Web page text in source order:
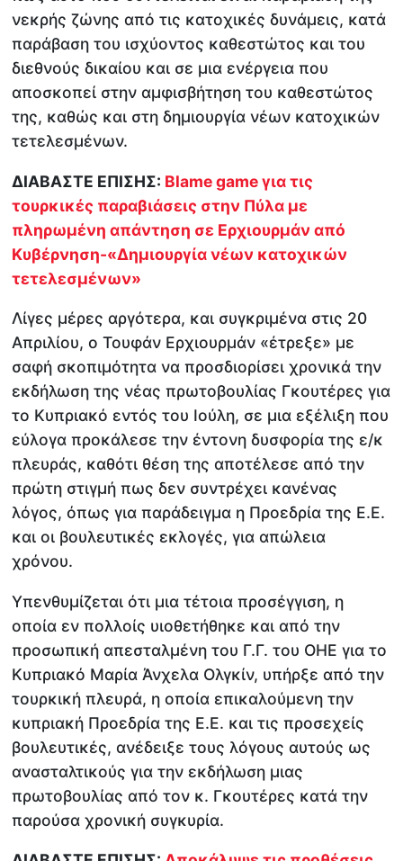
νεκρής ζώνης από τις κατοχικές δυνάμεις, κατά
παράβαση του ισχύοντος καθεστώτος και του
διεθνούς δικαίου και σε μια ενέργεια που
αποσκοπεί στην αμφισβήτηση του καθεστώτος
της, καθώς και στη δημιουργία νέων κατοχικών
τετελεσμένων.
ΔΙΑΒΑΣΤΕ ΕΠΙΣΗΣ: Blame game για τις
τουρκικές παραβιάσεις στην Πύλα με
πληρωμένη απάντηση σε Ερχιουρμάν από
Κυβέρνηση-«Δημιουργία νέων κατοχικών
τετελεσμένων»
Λίγες μέρες αργότερα, και συγκριμένα στις 20
Απριλίου, ο Τουφάν Ερχιουρμάν «έτρεξε» με
σαφή σκοπιμότητα να προσδιορίσει χρονικά την
εκδήλωση της νέας πρωτοβουλίας Γκουτέρες για
το Κυπριακό εντός του Ιούλη, σε μια εξέλιξη που
εύλογα προκάλεσε την έντονη δυσφορία της ε/κ
πλευράς, καθότι θέση της αποτέλεσε από την
πρώτη στιγμή πως δεν συντρέχει κανένας
λόγος, όπως για παράδειγμα η Προεδρία της Ε.Ε.
και οι βουλευτικές εκλογές, για απώλεια
χρόνου.
Υπενθυμίζεται ότι μια τέτοια προσέγγιση, η
οποία εν πολλοίς υιοθετήθηκε και από την
προσωπική απεσταλμένη του Γ.Γ. του ΟΗΕ για το
Κυπριακό Μαρία Άνχελα Ολγκίν, υπήρξε από την
τουρκική πλευρά, η οποία επικαλούμενη την
κυπριακή Προεδρία της Ε.Ε. και τις προσεχείς
βουλευτικές, ανέδειξε τους λόγους αυτούς ως
ανασταλτικούς για την εκδήλωση μιας
πρωτοβουλίας από τον κ. Γκουτέρες κατά την
παρούσα χρονική συγκυρία.